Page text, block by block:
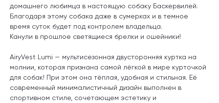
домашнего любимца в настоящую собаку Баскервилей.
Благодаря этому собака даже в сумерках и в темное
время суток будет под контролем владельца.
Канули в прошлое светящиеся брелки и ошейники!
AiryVest Lumi — мультисезонная двусторонняя куртка на
молнии, которая признана самой лёгкой в мире курточкой
для собак! При этом она тёплая, удобная и стильная. Её
современный минималистичный дизайн выполнен в
спортивном стиле, сочетающем эстетику и